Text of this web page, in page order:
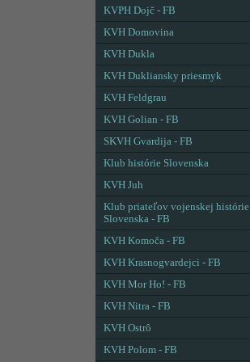
KVPH Dojč - FB
KVH Domovina
KVH Dukla
KVH Dukliansky priesmyk
KVH Feldgrau
KVH Golian - FB
SKVH Gvardija - FB
Klub histórie Slovenska
KVH Juh
Klub priateľov vojenskej histórie
Slovenska - FB
KVH Komoča - FB
KVH Krasnogvardejci - FB
KVH Mor Ho! - FB
KVH Nitra - FB
KVH Ostrô
KVH Polom - FB